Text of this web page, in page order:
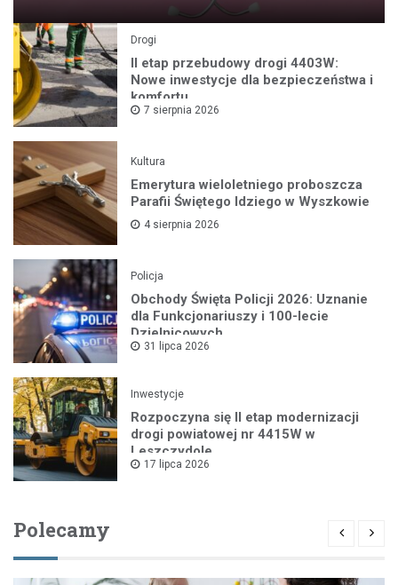
Drogi
II etap przebudowy drogi 4403W:
Nowe inwestycje dla bezpieczeństwa i
komfortu
7 sierpnia 2026
Kultura
Emerytura wieloletniego proboszcza
Parafii Świętego Idziego w Wyszkowie
4 sierpnia 2026
Policja
Obchody Święta Policji 2026: Uznanie
dla Funkcjonariuszy i 100-lecie
Dzielnicowych
31 lipca 2026
Inwestycje
Rozpoczyna się II etap modernizacji
drogi powiatowej nr 4415W w
Leszczydole
17 lipca 2026
Polecamy